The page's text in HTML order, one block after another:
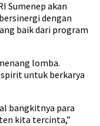
Sumenep akan
dengan
baik dari program
lomba.
untuk berkarya
bangkitnya para
kita tercinta,”